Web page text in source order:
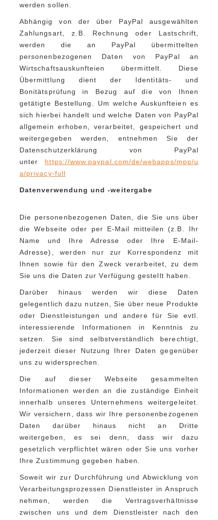
werden sollen.
Abhängig von der über PayPal ausgewählten
Zahlungsart, z.B. Rechnung oder Lastschrift,
werden die an PayPal übermittelten
personenbezogenen Daten von PayPal an
Wirtschaftsauskunfteien übermittelt. Diese
Übermittlung dient der Identitäts- und
Bonitätsprüfung in Bezug auf die von Ihnen
getätigte Bestellung. Um welche Auskunfteien es
sich hierbei handelt und welche Daten von PayPal
allgemein erhoben, verarbeitet, gespeichert und
weitergegeben werden, entnehmen Sie der
Datenschutzerklärung von PayPal
unter https://www.paypal.com/de/webapps/mpp/u
a/privacy-full
Datenverwendung und -weitergabe
Die personenbezogenen Daten, die Sie uns über
die Webseite oder per E-Mail mitteilen (z.B. Ihr
Name und Ihre Adresse oder Ihre E-Mail-
Adresse), werden nur zur Korrespondenz mit
Ihnen sowie für den Zweck verarbeitet, zu dem
Sie uns die Daten zur Verfügung gestellt haben.
Darüber hinaus werden wir diese Daten
gelegentlich dazu nutzen, Sie über neue Produkte
oder Dienstleistungen und andere für Sie evtl.
interessierende Informationen in Kenntnis zu
setzen. Sie sind selbstverständlich berechtigt,
jederzeit dieser Nutzung Ihrer Daten gegenüber
uns zu widersprechen.
Die auf dieser Webseite gesammelten
Informationen werden an die zuständige Einheit
innerhalb unseres Unternehmens weitergeleitet.
Wir versichern, dass wir Ihre personenbezogenen
Daten darüber hinaus nicht an Dritte
weitergeben, es sei denn, dass wir dazu
gesetzlich verpflichtet wären oder Sie uns vorher
Ihre Zustimmung gegeben haben.
Soweit wir zur Durchführung und Abwicklung von
Verarbeitungsprozessen Dienstleister in Anspruch
nehmen, werden die Vertragsverhältnisse
zwischen uns und dem Dienstleister nach den